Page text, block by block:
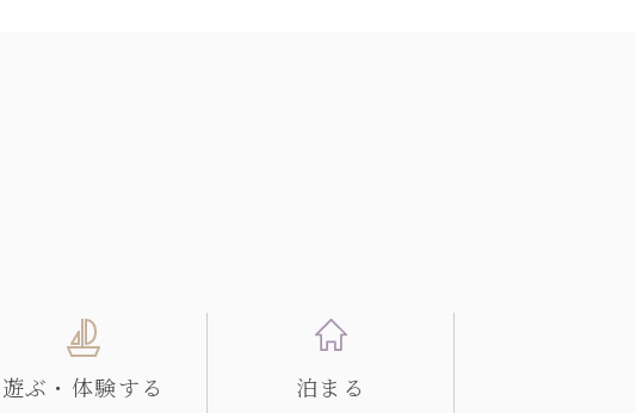
遊ぶ・体験する 泊まる